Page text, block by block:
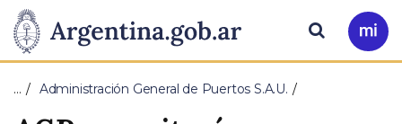
Presidencia
de
Pasar al contenido principal
Ir
a
Buscar
… Administración General de Puertos S.A.U.